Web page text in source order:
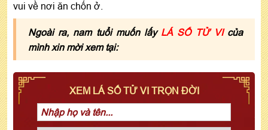
vui về nơi ăn chốn ở.
Ngoài ra, nam tuổi muốn lấy LÁ SỐ TỬ VIcủa
mình xin mời xem tại:
XEM LÁ SỐ TỬ VI TRỌN ĐỜI